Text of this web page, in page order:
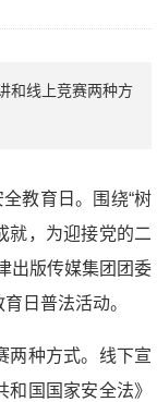
和线上竞赛两种方
教育日。围绕“树
就，为迎接党的二
出版传媒集团团委
日普法活动。
两种方式。线下宣
国国家安全法》